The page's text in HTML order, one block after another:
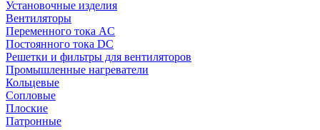
Установочные изделия
Вентиляторы
Переменного тока AC
Постоянного тока DC
Решетки и фильтры для вентиляторов
Промышленные нагреватели
Кольцевые
Сопловые
Плоские
Патронные